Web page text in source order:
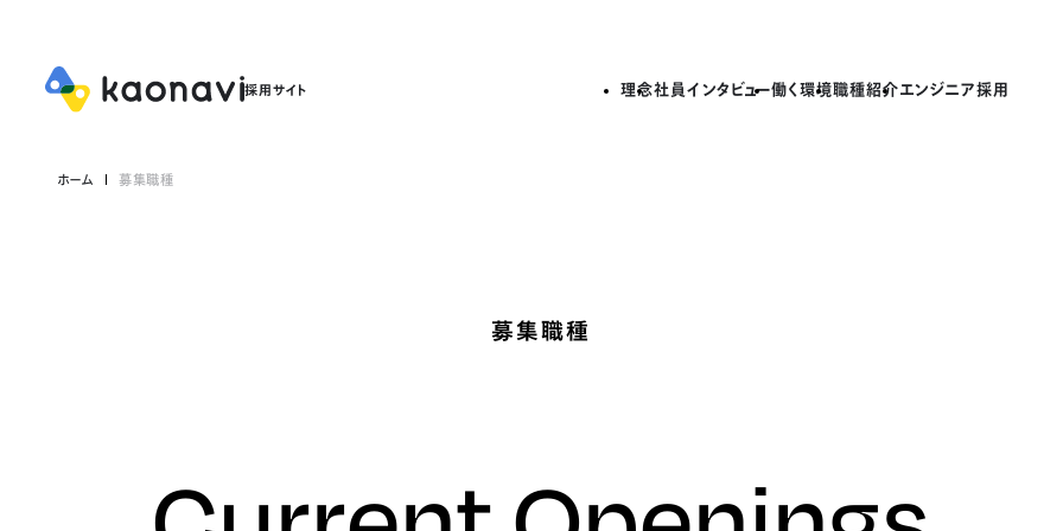
理念社員インタビュー働く環境職種紹介エンジニア採用
ホーム 募集職種
募集職種